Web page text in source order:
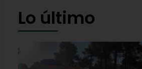
Lo último